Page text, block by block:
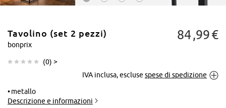
Tocca per
Tavolino (set 2 pezzi)
bonprix
(0) >
84 99€
IVA inclusa, escluse spese di spedizione
metallo
Descrizione e informazioni